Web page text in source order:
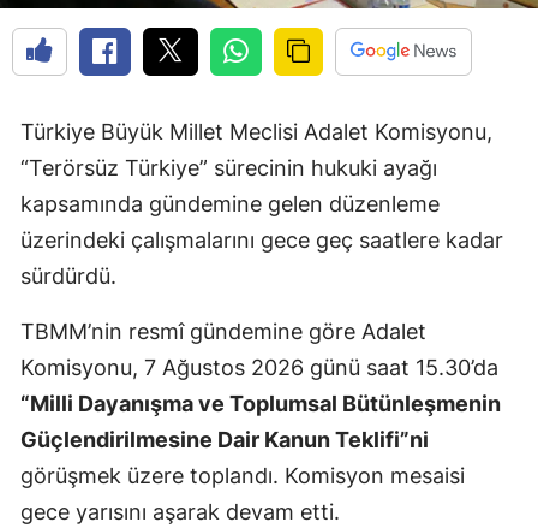
Türkiye Büyük Millet Meclisi Adalet Komisyonu,
“Terörsüz Türkiye” sürecinin hukuki ayağı
kapsamında gündemine gelen düzenleme
üzerindeki çalışmalarını gece geç saatlere kadar
sürdürdü.
TBMM’nin resmî gündemine göre Adalet
Komisyonu, 7 Ağustos 2026 günü saat 15.30’da
“Milli Dayanışma ve Toplumsal Bütünleşmenin
Güçlendirilmesine Dair Kanun Teklifi”ni
görüşmek üzere toplandı. Komisyon mesaisi
gece yarısını aşarak devam etti.